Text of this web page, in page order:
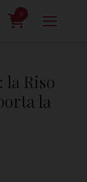
0
la Riso
la